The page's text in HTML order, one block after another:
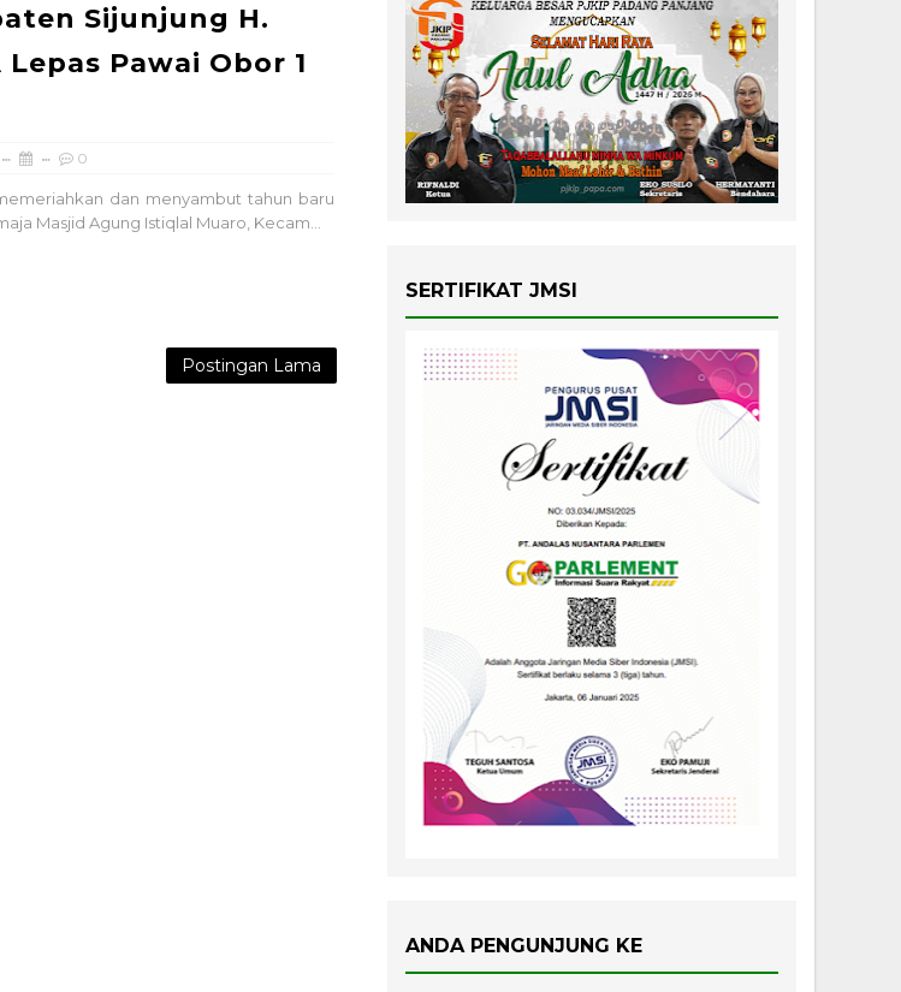
Sijunjung H.
Pawai Obor 1
0
dan menyambut tahun baru
Masjid Agung Istiqlal Muaro, Kecam...
Postingan Lama
SERTIFIKAT JMSI
ANDA PENGUNJUNG KE